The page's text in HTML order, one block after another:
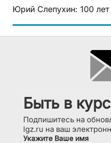
Юрий Слепухин: 100
Быть в
Подпишитесь на
lgz.ru на ваш
Укажите Ваше имя